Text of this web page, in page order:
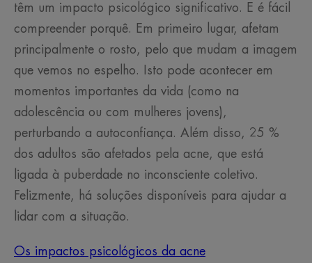
têm um impacto psicológico significativo. E é fácil
compreender porquê. Em primeiro lugar, afetam
principalmente o rosto, pelo que mudam a imagem
que vemos no espelho. Isto pode acontecer em
momentos importantes da vida (como na
adolescência ou com mulheres jovens),
perturbando a autoconfiança. Além disso, 25 %
dos adultos são afetados pela acne, que está
ligada à puberdade no inconsciente coletivo.
Felizmente, há soluções disponíveis para ajudar a
lidar com a situação.
Os impactos psicológicos da acne